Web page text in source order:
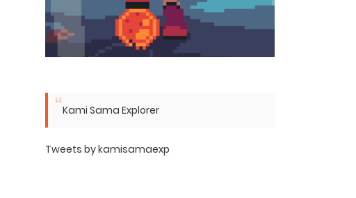
Kami Sama Explorer
Tweets by kamisamaexp